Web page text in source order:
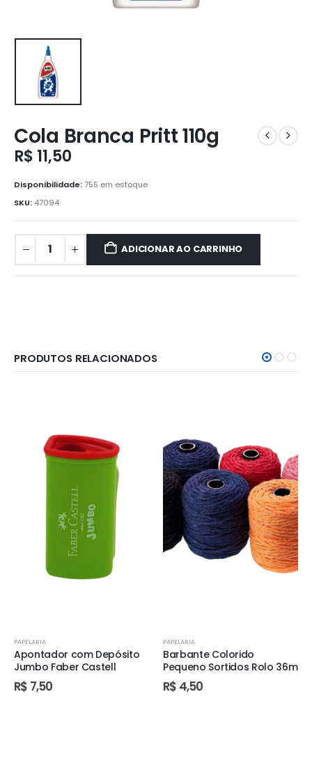
Cola Branca Pritt 110g
R$ 11,50
Disponibilidade:755 em estoque
SKU: 47094
ADICIONAR AO CARRINHO
PRODUTOS RELACIONADOS
PAPELARIA
Apontador com Depósito
Jumbo Faber Castell
R$ 7,50
PAPELARIA
Barbante Colorido
Pequeno Sortidos Rolo 36m
R$ 4,50